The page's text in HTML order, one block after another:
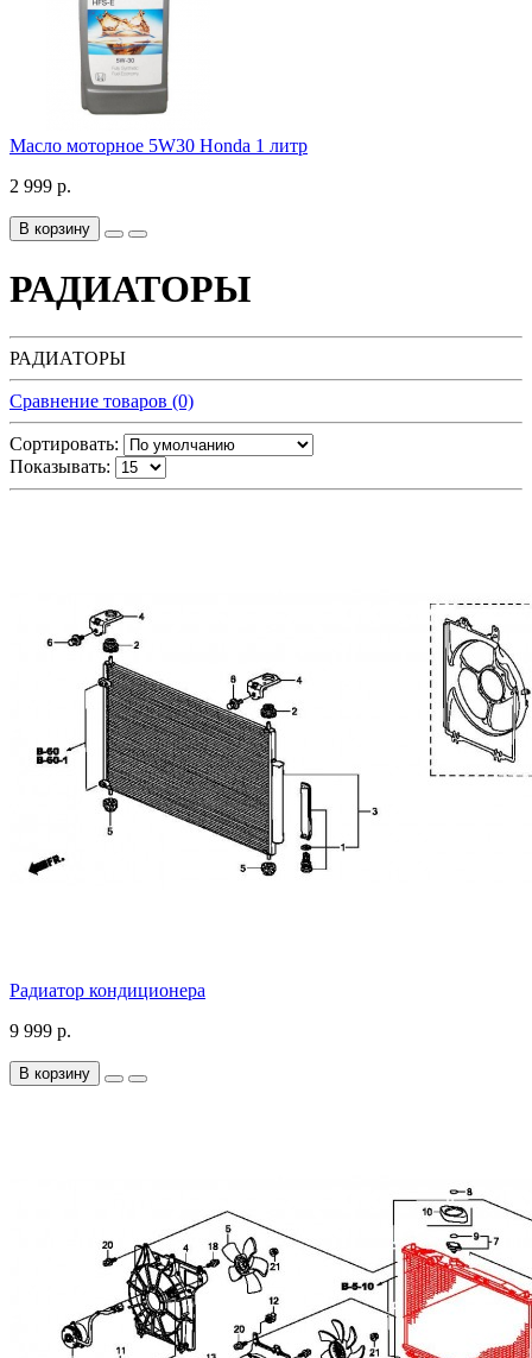
Масло моторное 5W30 Honda 1 литр
2 999 р.
В корзину
РАДИАТОРЫ
РАДИАТОРЫ
Сравнение товаров (0)
Сортировать:
Показывать:
Радиатор кондиционера
9 999 р.
В корзину